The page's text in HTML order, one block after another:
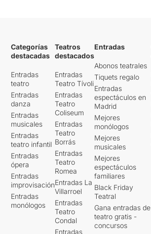
Categorías
destacadas
Entradas
teatro
Entradas
danza
Entradas
musicales
Entradas
teatro infantil
Entradas
ópera
Entradas
improvisación
Entradas
monólogos
Teatros
destacados
Entradas
Teatro Tívoli
Entradas
Teatro
Coliseum
Entradas
Teatro
Borrás
Entradas
Teatro
Romea
Entradas La
Villarroel
Entradas
Teatro
Condal
Entradas
Entradas
Abonos teatrales
Tiquets regalo
Entradas
espectáculos en
Madrid
Mejores
monólogos
Mejores
musicales
Mejores
espectáculos
familiares
Black Friday
Teatral
Gana entradas de
teatro gratis -
concursos